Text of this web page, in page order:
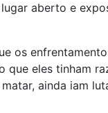
lugar aberto e
os
eles tinham
ainda iam